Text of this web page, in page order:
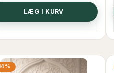
LÆG I KURV